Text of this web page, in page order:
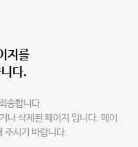
지를
다.
송합니다.
나 삭제된 페이지 입니다. 페이
주시기 바랍니다.